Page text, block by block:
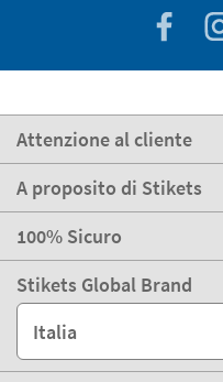
Attenzione al cliente
A proposito di Stikets
100% Sicuro
Stikets Global Brand
Italia